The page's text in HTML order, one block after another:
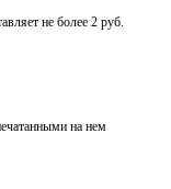
не более 2 руб.
на нем